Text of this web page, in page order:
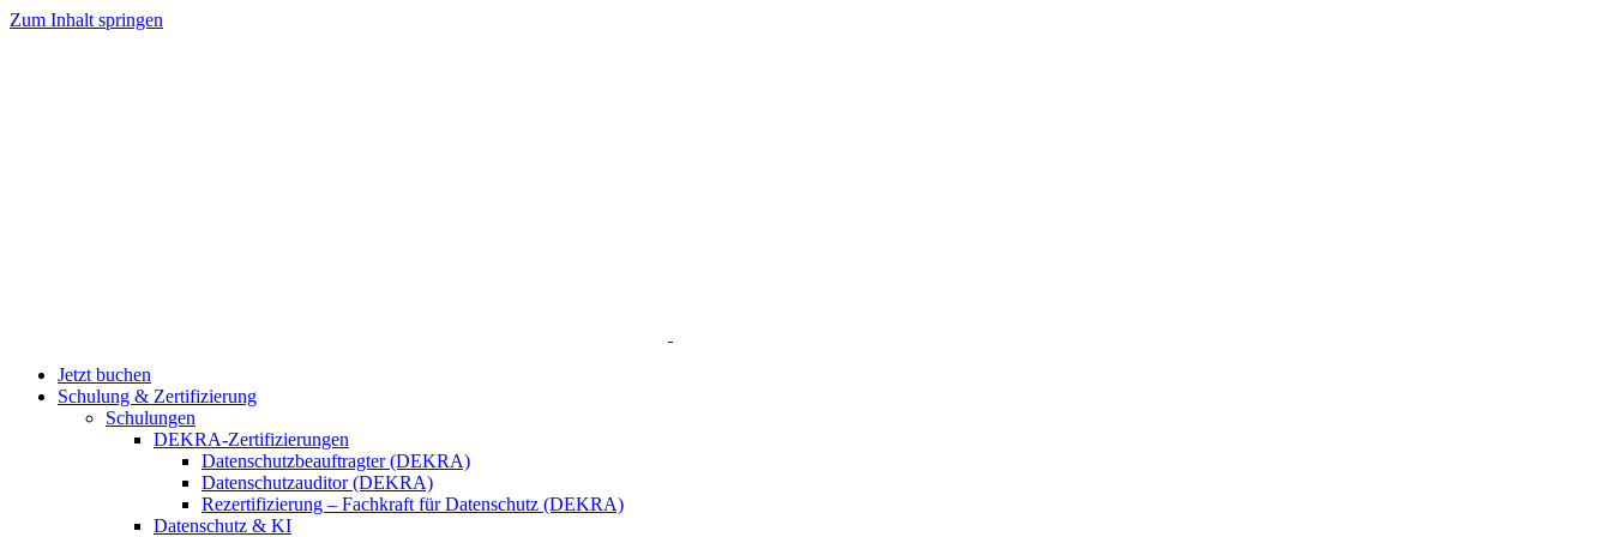
Zum Inhalt springen
Jetzt buchen
Schulung & Zertifizierung
Schulungen
DEKRA-Zertifizierungen
Datenschutzbeauftragter (DEKRA)
Datenschutzauditor (DEKRA)
Rezertifizierung – Fachkraft für Datenschutz (DEKRA)
Datenschutz & KI